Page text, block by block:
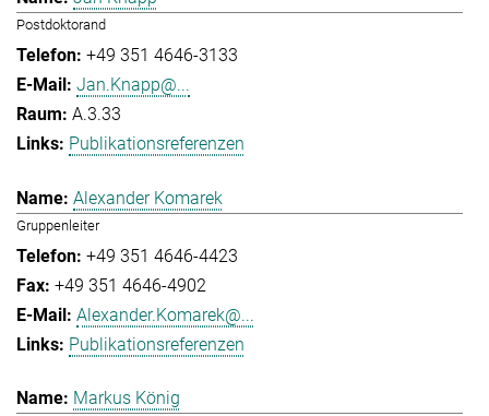
Postdoktorand
+49 351 4646-3133
Jan.Knapp@...
A.3.33
Publikationsreferenzen
Alexander Komarek
Gruppenleiter
+49 351 4646-4423
+49 351 4646-4902
Alexander.Komarek@...
Publikationsreferenzen
Markus König